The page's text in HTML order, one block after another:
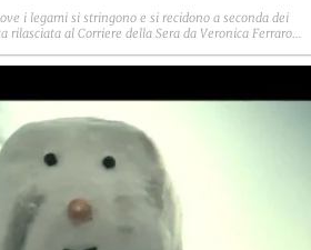
i legami si stringono e si recidono a seconda dei
al Corriere della Sera da Veronica Ferraro